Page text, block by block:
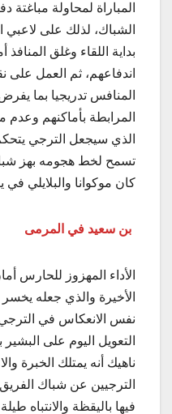
المباراة لمحاولة
الشباك، لذلك على
بداية اللقاء وغلق
اندفاعهم، ثم العمل
المنافس تدريجيا بما
المرابطة بأماكنهم وعدم
الذي سيجعل الترجي
تسمح لخط هجومه بهز
كان موكوانا والبلايلي في
بن سعيد في المرمى
الأداء المهزوز للحارس
الأخيرة والذي جعله
نفس الانعكاس في
التعويل اليوم على
ناهيك أنه يمتلك الخبرة
الترجيين عن شباك
فيها باليقظة والانتباه